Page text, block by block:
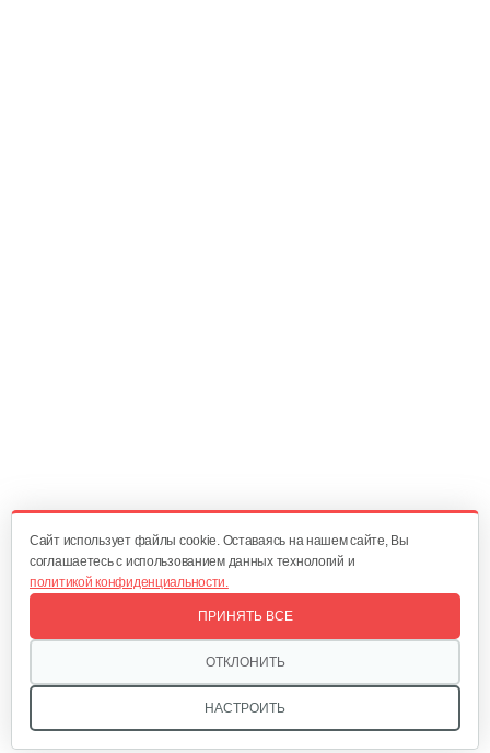
Cайт использует файлы cookie. Оставаясь на нашем сайте, Вы
соглашаетесь с использованием данных технологий и
политикой конфиденциальности.
НАСТРОИТЬ
ОТКЛОНИТЬ
ПРИНЯТЬ ВСЕ